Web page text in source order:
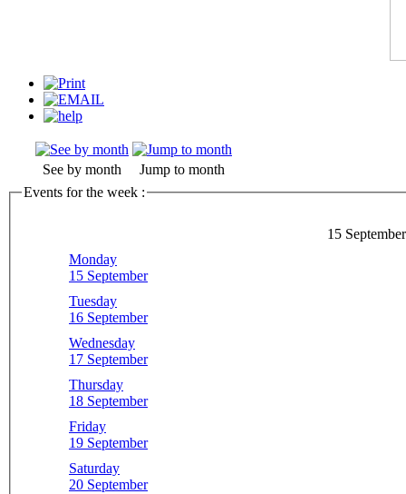
See by month
Jump to month
Events for the week :
15
Monday
15 September
Tuesday
16 September
Wednesday
17 September
Thursday
18 September
Friday
19 September
Saturday
20 September